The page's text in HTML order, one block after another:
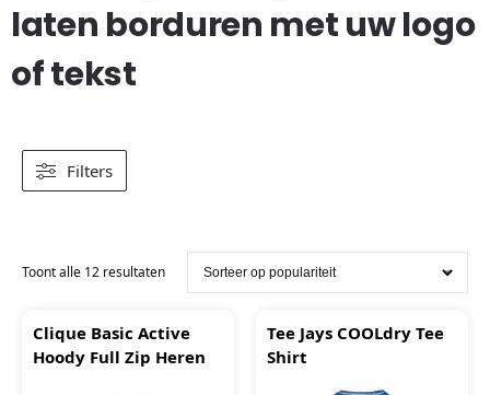
laten borduren met uw logo
of tekst
Filters
Toont alle 12 resultaten
Clique Basic Active
Hoody Full Zip Heren
Tee Jays COOLdry Tee
Shirt